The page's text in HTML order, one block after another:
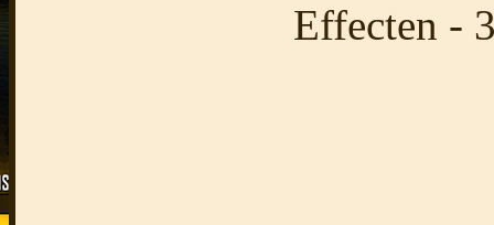
Effecten -